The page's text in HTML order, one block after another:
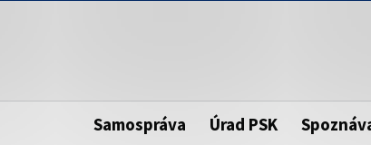
Prešovského samosprávneho kraja.
Táto
Samospráva Úrad PSK